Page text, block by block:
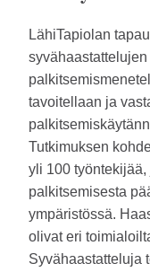
LähiTapiolan
tavoitellaan ja
Tutkimuksen
yli 100
palkitsemisesta
ympäristössä.
olivat eri
Syvähaastatteluja